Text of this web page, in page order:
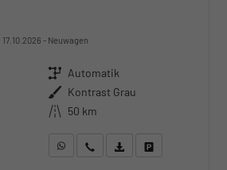
17.10.2026 Neuwagen
Getriebe Automatik
Außenfarbe Kontrast Grau
Kilometerstand 50 km
WhatsApp anfragen
Wir rufen Sie anFahrzeugexposé (PDF)